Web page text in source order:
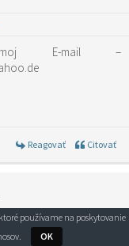
E-mail –
Reagovať Citovať
používame na poskytovanie
OK